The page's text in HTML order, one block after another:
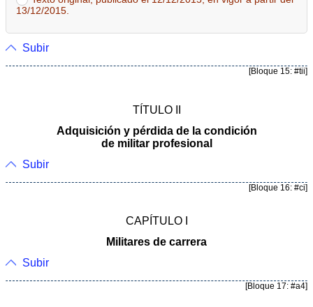
13/12/2015.
Subir
[Bloque 15: #tii]
TÍTULO II
Adquisición y pérdida de la condición
de militar profesional
Subir
[Bloque 16: #ci]
CAPÍTULO I
Militares de carrera
Subir
[Bloque 17: #a4]